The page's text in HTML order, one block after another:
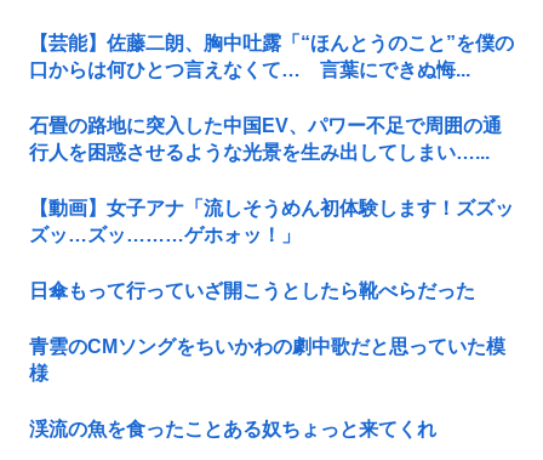
【芸能】佐藤二朗、胸中吐露「“ほんとうのこと”を僕の
口からは何ひとつ言えなくて… 言葉にできぬ悔...
石畳の路地に突入した中国EV、パワー不足で周囲の通
行人を困惑させるような光景を生み出してしまい…...
【動画】女子アナ「流しそうめん初体験します！ズズッ
ズッ…ズッ………ゲホォッ！」
日傘もって行っていざ開こうとしたら靴べらだった
青雲のCMソングをちいかわの劇中歌だと思っていた模
様
渓流の魚を食ったことある奴ちょっと来てくれ